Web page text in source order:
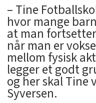
– Tine
hvor mange
at man
når man er
mellom fysisk
legger et godt
og her skal Tine
Syversen.